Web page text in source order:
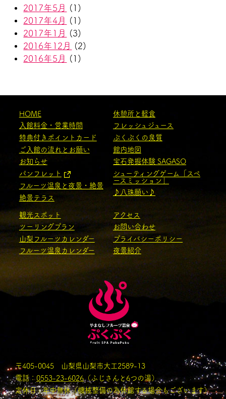
2017年5月
(1)
2017年4月
(1)
2017年1月
(3)
2016年12月
(2)
2016年5月
(1)
HOME
入館料金・営業時間
特典付きポイントカード
ご入館の流れとお願い
お知らせ
パンフレット
フルーツ温泉と夜景・絶景
絶景テラス
休憩所と軽食
フレッシュジュース
ぷくぷくの泉質
館内地図
宝石発掘体験 SAGASO
シューティングゲーム「スペ
ースミッション」
♪八珠願い♪
観光スポット
ツーリングプラン
山梨フルーツカレンダー
フルーツ温泉カレンダー
アクセス
お問い合わせ
プライバシーポリシー
夜景紹介
〒405-0045 山梨県山梨市大工2589-13
電話：0553-23-6026（ふじさんと6つの湯）
定休日 : 年中無休（機械整備の為休館する場合もございます）